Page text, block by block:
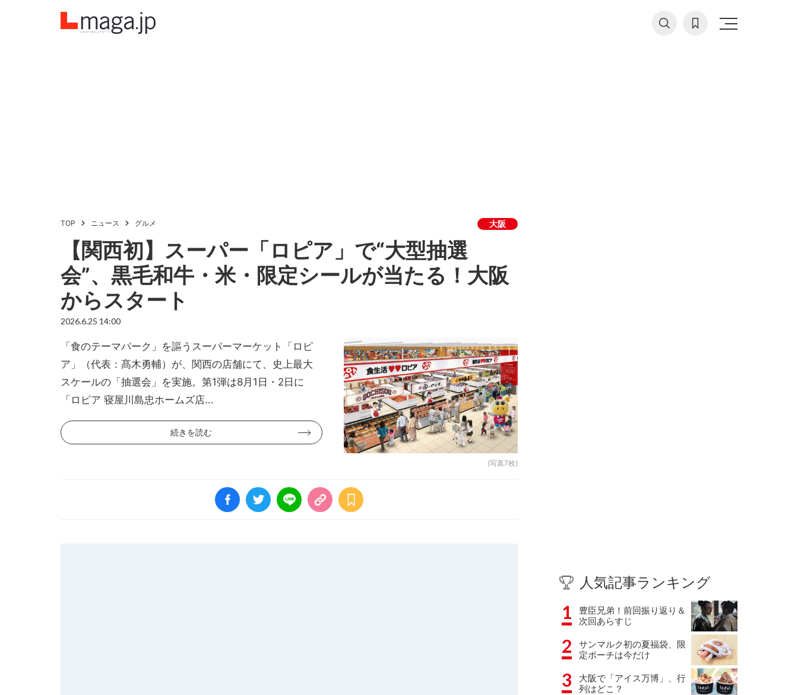
TOP ニュース グルメ 大阪
【関西初】スーパー「ロピア」で“大型抽選
会”、黒毛和牛・米・限定シールが当たる！大阪
からスタート
2026.6.25 14:00
(写真7枚)
「食のテーマパーク」を謳うスーパーマーケット「ロピ
ア」（代表：髙木勇輔）が、関西の店舗にて、史上最大
スケールの「抽選会」を実施。第1弾は8月1日・2日に
「ロピア 寝屋川島忠ホームズ店...
続きを読む
人気記事ランキング
1
豊臣兄弟！前回振り返り＆
次回あらすじ
2
サンマルク初の夏福袋、限
定ポーチは今だけ
3
大阪で「アイス万博」、行
列はどこ？